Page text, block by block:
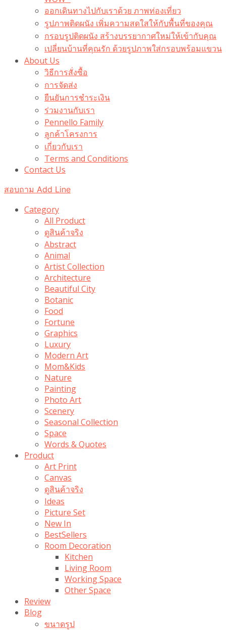
ออกเดินทางไปกับเราด้วย ภาพท่องเที่ยว
รูปภาพติดผนัง เพิ่มความสดใสให้กับพื้นที่ของคุณ
กรอบรูปติดผนัง สร้างบรรยากาศใหม่ให้เข้ากับคุณ
เปลี่ยนบ้านที่คุณรัก ด้วยรูปภาพใส่กรอบพร้อมแขวน​
About Us
วิธีการสั่งซื้อ
การจัดส่ง
ยืนยันการชำระเงิน
ร่วมงานกับเรา
Pennello Family
ลูกค้าโครงการ
เกี่ยวกับเรา
Terms and Conditions
Contact Us
สอบถาม Add Line
Category
All Product
ดูสินค้าจริง
Abstract
Animal
Artist Collection
Architecture
Beautiful City
Botanic
Food
Fortune
Graphics
Luxury
Modern Art
Mom&Kids
Nature
Painting
Photo Art
Scenery
Seasonal Collection
Space
Words & Quotes
Product
Art Print
Canvas
ดูสินค้าจริง
Ideas
Picture Set
New In
BestSellers
Room Decoration
Kitchen
Living Room
Working Space
Other Space
Review
Blog
ขนาดรูป